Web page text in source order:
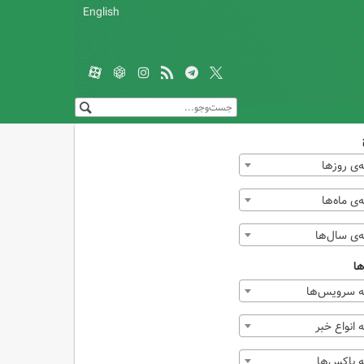
English
روزها
ماه‌ها
سال‌ها
سرویس‌ها
انواع خبر